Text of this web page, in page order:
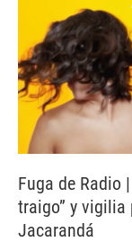
Fuga de Radio
traigo” y vigilia
Jacarandá